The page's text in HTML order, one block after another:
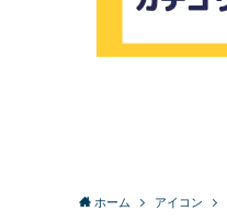
ホーム アイコン